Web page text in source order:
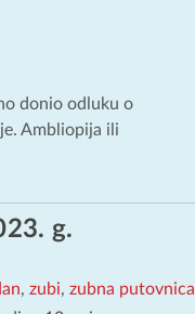
donio odluku o
Ambliopija ili
g.
, zubi, zubna putovnica